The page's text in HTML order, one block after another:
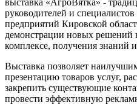
выставка «АгроВятка» -
руководителей и специалистов
предприятий Кировской
демонстрации новых
комплексе, получения знаний
Выставка позволяет
презентацию товаров услуг,
закрепить существующие
провести эффективную